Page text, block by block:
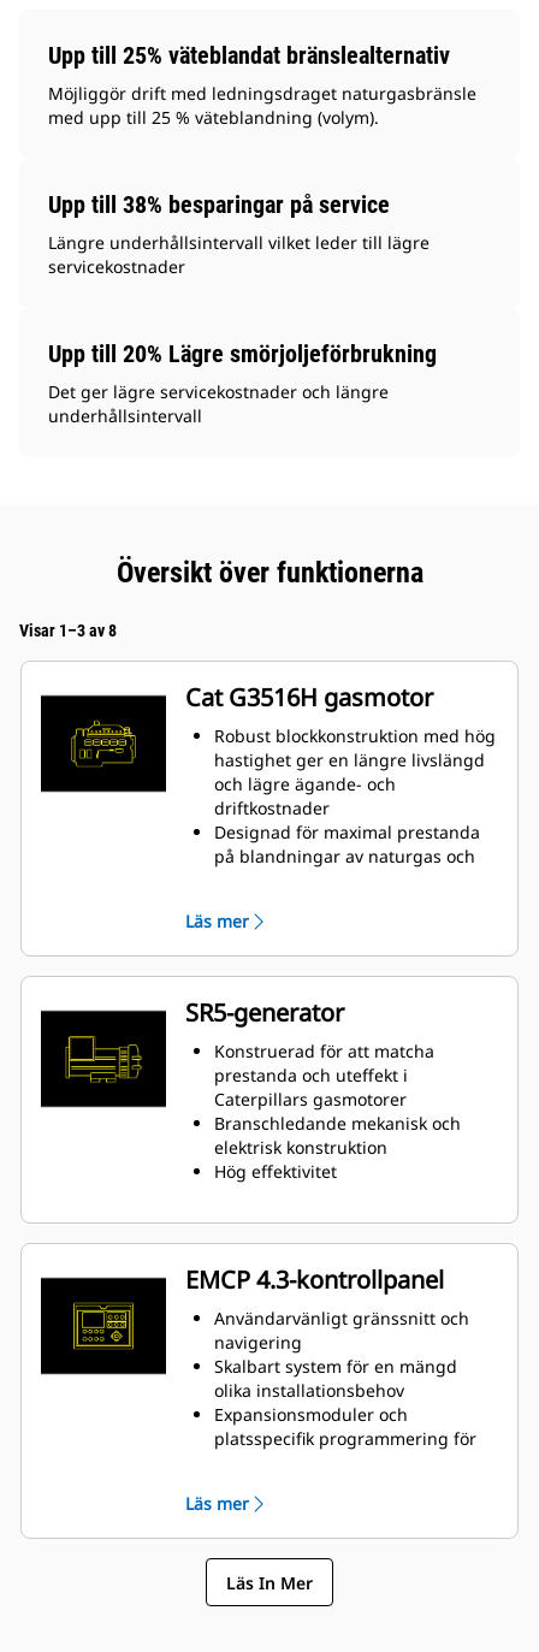
Upp till 25% väteblandat bränslealternativ
Möjliggör drift med ledningsdraget naturgasbränsle
med upp till 25 % väteblandning (volym).
Upp till 38% besparingar på service
Längre underhållsintervall vilket leder till lägre
servicekostnader
Upp till 20% Lägre smörjoljeförbrukning
Det ger lägre servicekostnader och längre
underhållsintervall
Översikt över funktionerna
Visar 1–3 av 8
Cat G3516H gasmotor
Robust blockkonstruktion med hög
hastighet ger en längre livslängd
och lägre ägande- och
driftkostnader
Designad för maximal prestanda
på blandningar av naturgas och
öppen kammare för tillförlitlighet
och bränsleflexibilitet
Branschledande teknik i
tändsystemet och
luft-/bränslemängdkontroll för
lägre emissioner och bättre
motoreffekt
En elektronisk styrmodul hanterar
alla motorfunktioner: tändning,
reglering,
luft-/bränslemängdkontroll och
Läs mer
SR5-generator
Konstruerad för att matcha
prestanda och uteffekt i
Caterpillars gasmotorer
Branschledande mekanisk och
elektrisk konstruktion
Hög effektivitet
EMCP 4.3-kontrollpanel
Användarvänligt gränssnitt och
navigering
Skalbart system för en mängd
olika installationsbehov
Expansionsmoduler och
platsspecifik programmering för
Läs mer
Läs In Mer